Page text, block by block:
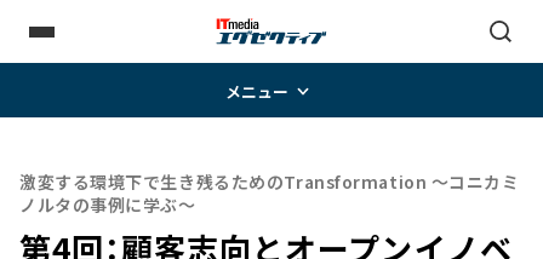
メニュー
激変する環境下で生き残るためのTransformation ～コニカミ
ノルタの事例に学ぶ～
第4回：顧客志向とオープンイノベ